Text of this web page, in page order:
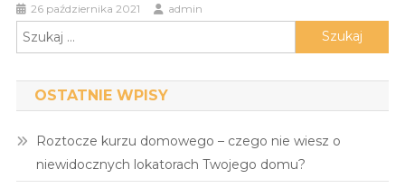
26 października 2021 admin
Szukaj:
OSTATNIE WPISY
Roztocze kurzu domowego – czego nie wiesz o
niewidocznych lokatorach Twojego domu?